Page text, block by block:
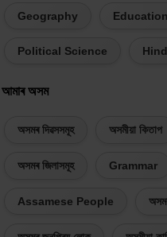
Geography Education
Political Science
আমাৰ অসম
অসমৰ দিৱসসমূহ অসমীয়া কিতাপ
অসমৰ জিলাসমূহ Grammar
Assamese People